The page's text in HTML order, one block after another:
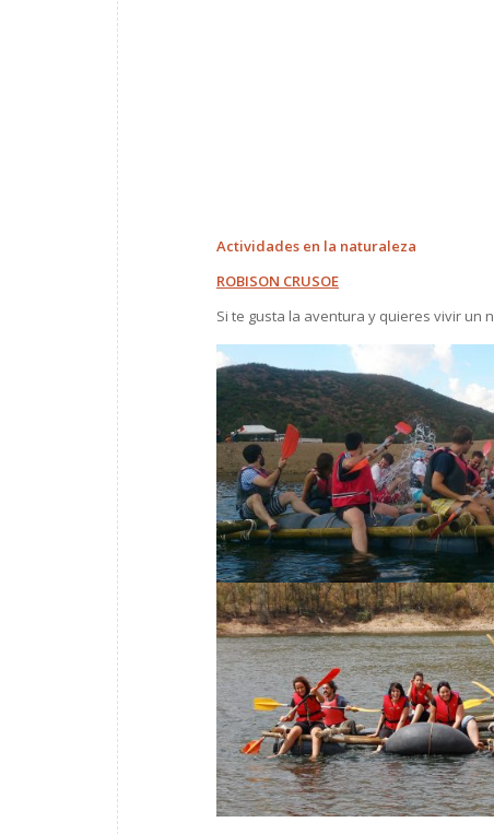
Actividades en la naturaleza
ROBISON CRUSOE
Si te gusta la aventura y quieres vivir un